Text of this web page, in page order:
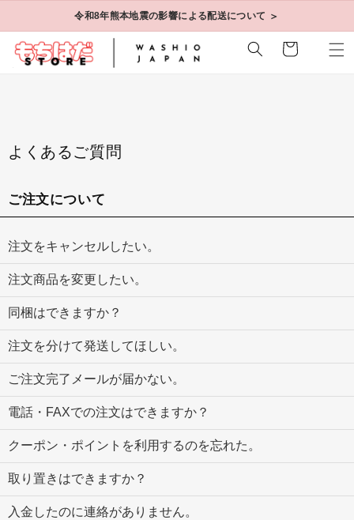
進む
令和8年熊本地震の影響による配送について ＞
ー
よくあるご質問
ご注文について
注文をキャンセルしたい。
注文商品を変更したい。
同梱はできますか？
注文を分けて発送してほしい。
ご注文完了メールが届かない。
電話・FAXでの注文はできますか？
クーポン・ポイントを利用するのを忘れた。
取り置きはできますか？
入金したのに連絡がありません。